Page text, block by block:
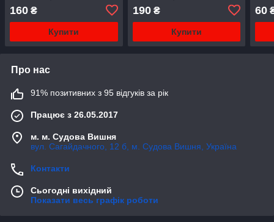
160 ₴
Купити
190₴
Купити
60
Про нас
91% позитивних з 95 відгуків за рік
Працює з 26.05.2017
м. м. Судова Вишня
вул. Сагайдачного, 12 б, м. Судова Вишня, Україна
Контакти
Сьогодні вихідний
Показати весь графік роботи